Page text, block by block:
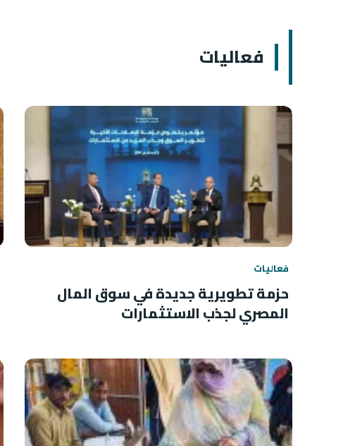
فعاليات
فعاليات
حزمة تطويرية جديدة في سوق المال
المصري لجذب الاستثمارات